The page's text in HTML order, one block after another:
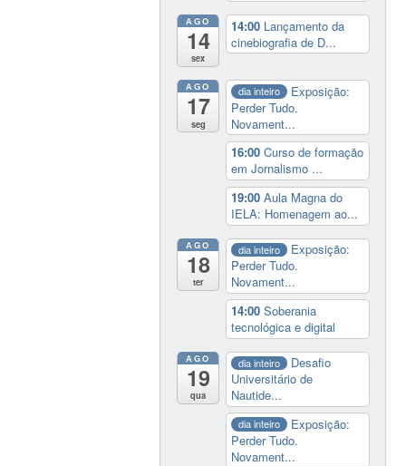
AGO
14
sex
14:00 Lançamento da
cinebiografia de D...
AGO
17
seg
dia inteiro
Exposição:
Perder Tudo.
Novament...
16:00Curso de formação
em Jornalismo ...
19:00Aula Magna do
IELA: Homenagem ao...
AGO
18
ter
dia inteiro
Exposição:
Perder Tudo.
Novament...
14:00Soberania
tecnológica e digital
AGO
19
qua
dia inteiro
Desafio
Universitário de
Nautide...
dia inteiro
Exposição:
Perder Tudo.
Novament...